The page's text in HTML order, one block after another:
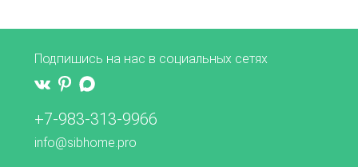
Подпишись на нас в социальных сетях
+7-983-313-9966
info@sibhome.pro